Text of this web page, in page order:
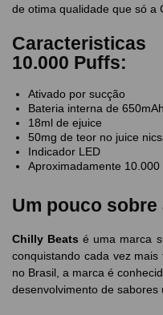
de otima qualidade que só a
10.000 Puffs:
Ativado por sucção
Bateria interna de 650mAh
18ml de ejuice
50mg de teor no juice
Indicador LED
Aproximadamente 10.000
Um pouco
Chilly Beats é uma marca
conquistando cada vez
no Brasil, a marca é
desenvolvimento de sabores